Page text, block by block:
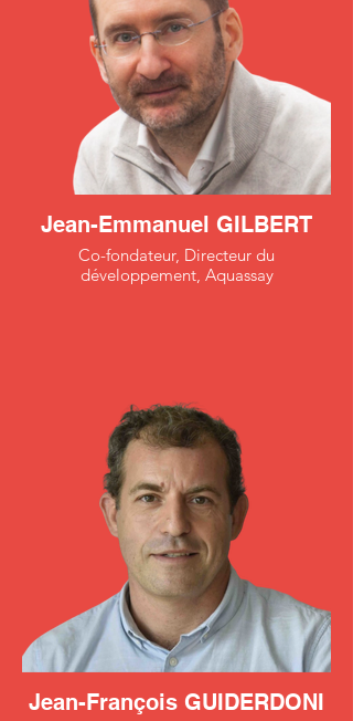
Jean-Emmanuel GILBERT
Co-fondateur, Directeur du
développement, Aquassay
Jean-François GUIDERDONI